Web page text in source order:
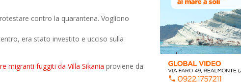
contro la quarantena. Vogliono
era stato investito e ucciso sulla
migranti fuggiti da Villa Sikania proviene da